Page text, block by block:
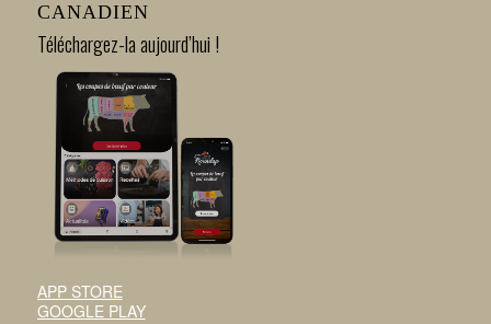
CANADIEN
Téléchargez-la aujourd’hui !
APP STORE
GOOGLE PLAY